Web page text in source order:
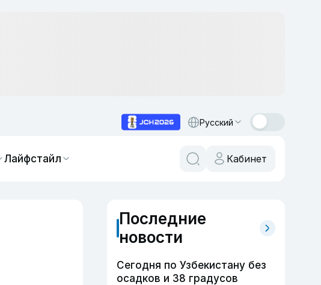
Русский
Лайфстайл Кабинет
Последние
новости
Сегодня по Узбекистану без
осадков и 38 градусов